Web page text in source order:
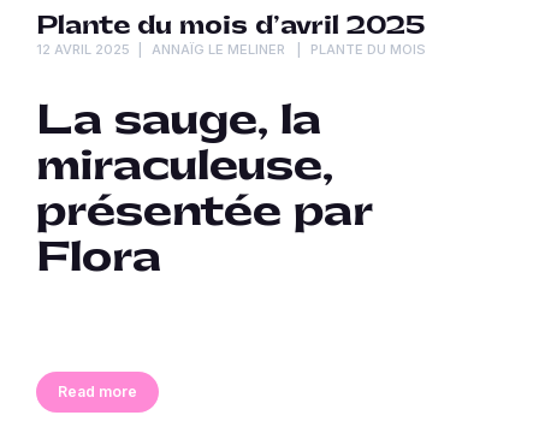
Plante du mois d’avril 2025
12 AVRIL 2025 ANNAÏG LE MELINER PLANTE DU MOIS
La sauge, la
miraculeuse,
présentée par
Flora
Read more